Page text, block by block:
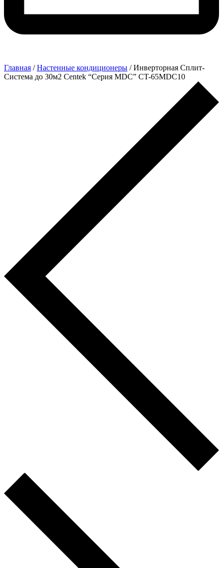
Главная /Настенные кондиционеры / Инверторная Сплит-
Система до 30м2 Centek “Серия MDC” CT-65MDC10